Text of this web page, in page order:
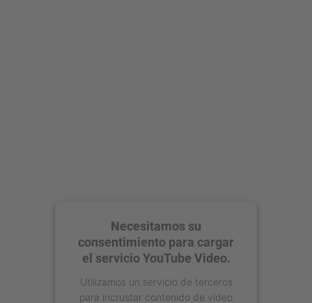
Necesitamos su
consentimiento para cargar
el servicio YouTube Video.
Utilizamos un servicio de terceros
para incrustar contenido de vídeo